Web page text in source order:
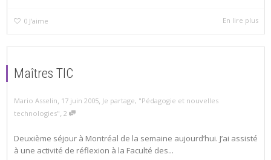
0 J'aime En lire plus
Maîtres TIC
Mario Asselin 17 juin 2005 Je partage, "Pédagogie et nouvelles
technologies" 2
Deuxième séjour à Montréal de la semaine aujourd’hui. J’ai assisté
à une activité de réflexion à la Faculté des...